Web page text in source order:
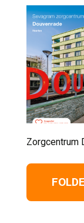
Zorgcentrum